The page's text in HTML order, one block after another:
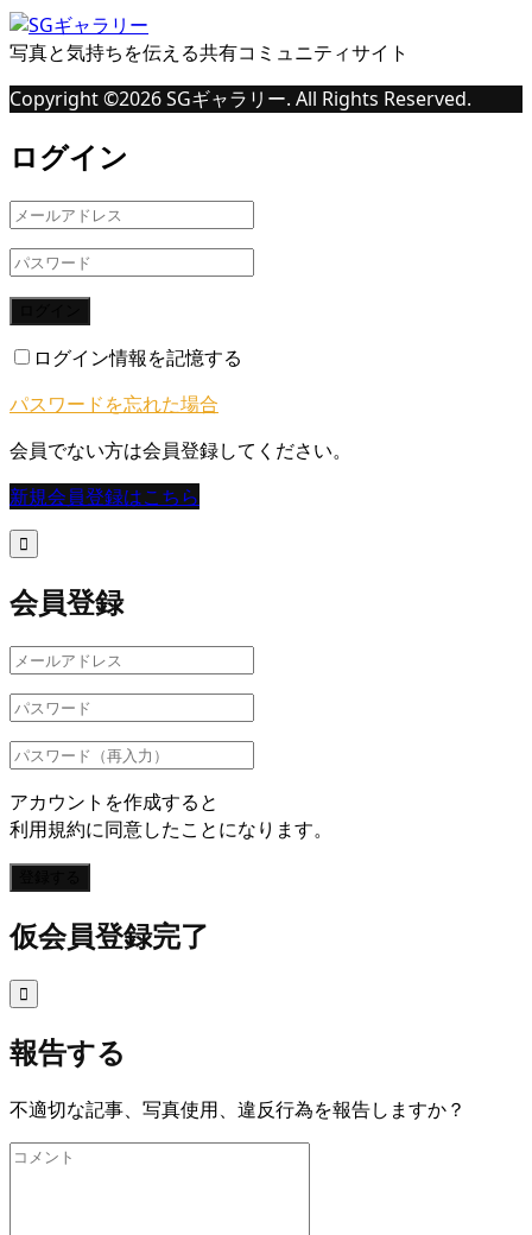
写真と気持ちを伝える共有コミュニティサイト
Copyright ©2026SGギャラリー. All Rights Reserved.
ログイン
ログイン情報を記憶する
パスワードを忘れた場合
会員でない方は会員登録してください。
新規会員登録はこちら

会員登録
アカウントを作成すると
利用規約に同意したことになります。
仮会員登録完了

報告する
不適切な記事、写真使用、違反行為を報告しますか？